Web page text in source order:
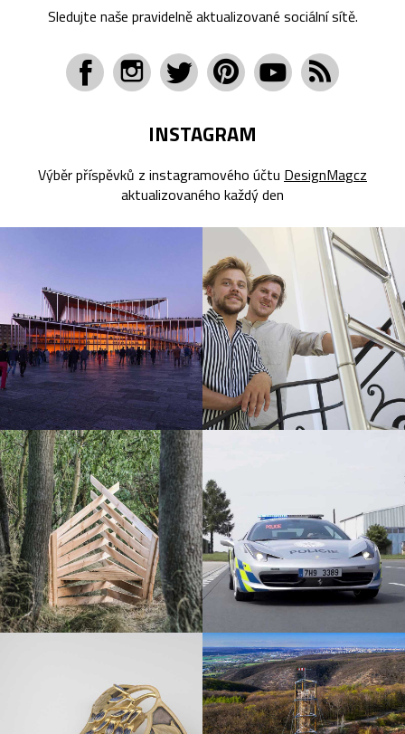
Sledujte naše pravidelně aktualizované sociální sítě.
INSTAGRAM
Výběr příspěvků z instagramového účtu DesignMagcz
aktualizovaného každý den